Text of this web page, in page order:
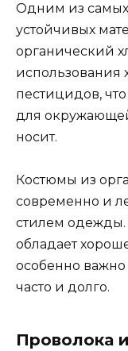
Одним из
устойчивых
органический
использования
пестицидов,
для
носит.
Костюмы из
современно и
стилем одежды.
обладает
особенно важно
часто и долго.
Проволока